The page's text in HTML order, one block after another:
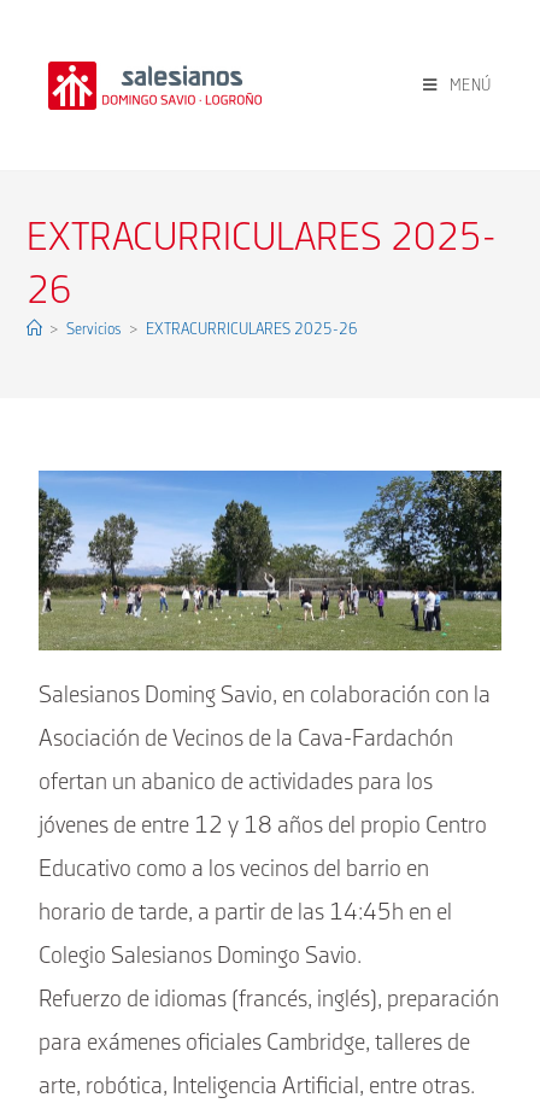
MENÚ
EXTRACURRICULARES 2025-
26
> Servicios > EXTRACURRICULARES 2025-26
Salesianos Doming Savio, en colaboración con la
Asociación de Vecinos de la Cava-Fardachón
ofertan un abanico de actividades para los
jóvenes de entre 12 y 18 años del propio Centro
Educativo como a los vecinos del barrio en
horario de tarde, a partir de las 14:45h en el
Colegio Salesianos Domingo Savio.
Refuerzo de idiomas (francés, inglés), preparación
para exámenes oficiales Cambridge, talleres de
arte, robótica, Inteligencia Artificial, entre otras.